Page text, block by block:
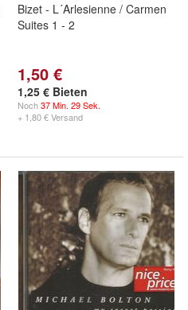
Bizet - L´Arlesienne / Carmen
Suites 1 - 2
1,50 €
1,25 € Bieten
Noch37 Min. 29 Sek.
+ 1,80 € Versand